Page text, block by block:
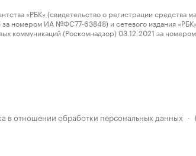
«РБК» (свидетельство о регистрации средства
номером ИА №ФС77-63848) и сетевого издания
коммуникаций (Роскомнадзор) 03.12.2021 за
в отношении обработки персональных данных ·